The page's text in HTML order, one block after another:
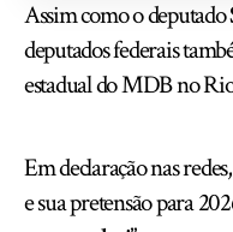
Assim como o deputado
deputados federais
estadual do MDB no
Em declaração nas
e sua pretensão para